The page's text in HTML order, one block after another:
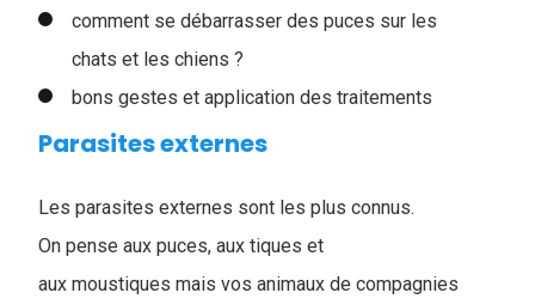
comment se débarrasser des puces sur les
chats et les chiens ?
bons gestes et application des traitements
Parasites externes
Les parasites externes sont les plus connus.
On pense aux puces, aux tiques et
aux moustiques mais vos animaux de compagnies